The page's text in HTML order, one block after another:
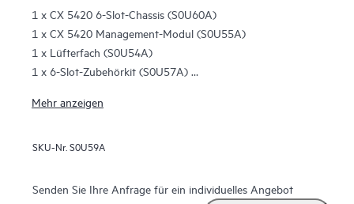
1 x CX 5420 6-Slot-Chassis (S0U60A)
1 x CX 5420 Management-Modul (S0U55A)
1 x Lüfterfach (S0U54A)
1 x 6-Slot-Zubehörkit (S0U57A)
1 offener Management-Slot
Mehr anzeigen
SKU-Nr. S0U59A
Senden Sie Ihre Anfrage für ein individuelles Angebot